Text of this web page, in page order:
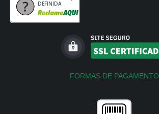
DEFINIDA
FORMAS DE PAGAMENTO